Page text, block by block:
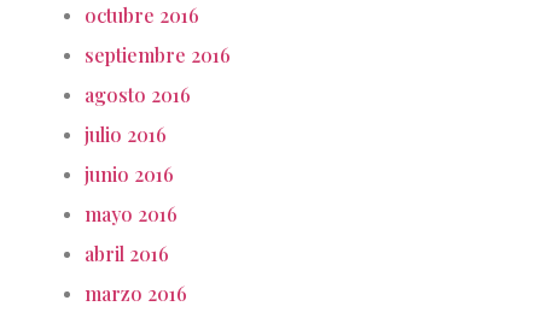
octubre 2016
septiembre 2016
agosto 2016
julio 2016
junio 2016
mayo 2016
abril 2016
marzo 2016